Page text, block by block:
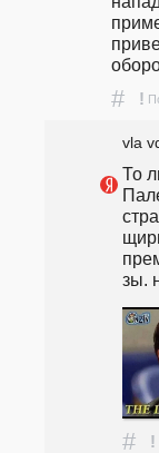
# !
vla
То
зы.
# !